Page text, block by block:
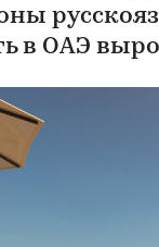
в ОАЭ